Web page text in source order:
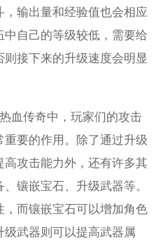
输出量和经验值也会相应
自己的等级较低，需要给
接下来的升级速度会明显
血传奇中，玩家们的攻击
要的作用。除了通过升级
攻击能力外，还有许多其
镶嵌宝石、升级武器等。
而镶嵌宝石可以增加角色
武器则可以提高武器属